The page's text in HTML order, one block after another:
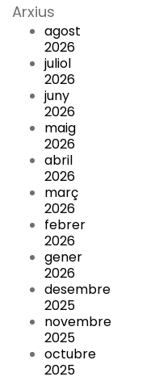
Arxius
agost
2026
juliol
2026
juny
2026
maig
2026
abril
2026
març
2026
febrer
2026
gener
2026
desembre
2025
novembre
2025
octubre
2025